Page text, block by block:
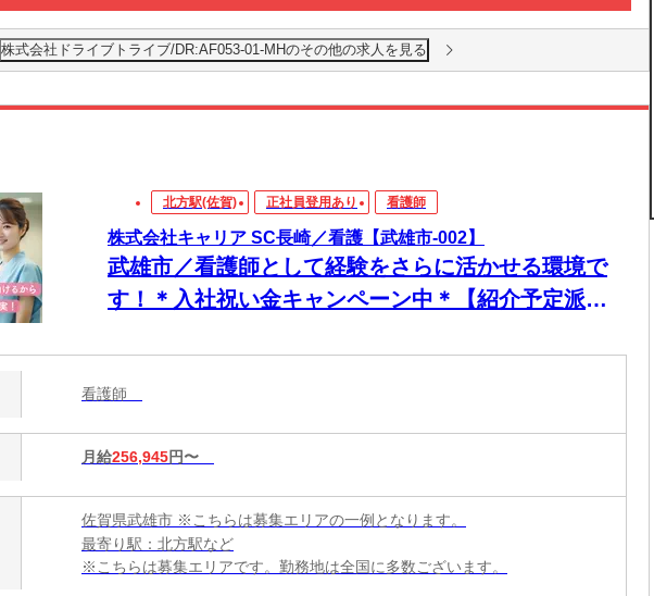
株式会社ドライブトライブ/DR:AF053-01-MHのその他の求人を見る
北方駅(佐賀) 正社員登用あり 看護師
株式会社キャリア SC長崎／看護【武雄市-002】
武雄市／看護師として経験をさらに活かせる環境で
す！＊入社祝い金キャンペーン中＊【紹介予定派
看護師
月給256,945円〜
佐賀県武雄市 ※こちらは募集エリアの一例となります。
最寄り駅：北方駅など
※こちらは募集エリアです。勤務地は全国に多数ございます。